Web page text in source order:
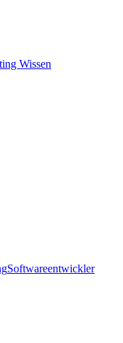
Wissen
Softwareentwickler